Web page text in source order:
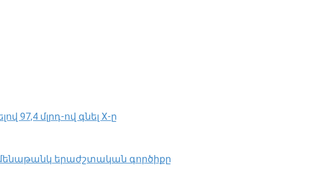
97,4 մլրդ-ով գնել X-ը
երաժշտական ​​գործիքը